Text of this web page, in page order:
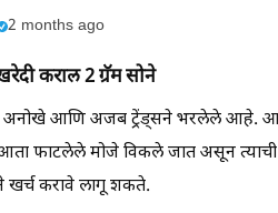
2 months ago
कराल 2 ग्रॅम सोने
आणि अजब ट्रेंड्सने भरलेले आहे.
आता फाटलेले मोजे विकले जात असून
खर्च करावे लागू शकते.